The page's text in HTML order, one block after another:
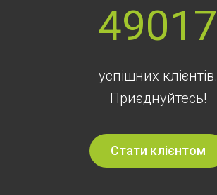
49017
успішних клієнтів.
Приєднуйтесь!
Стати клієнтом